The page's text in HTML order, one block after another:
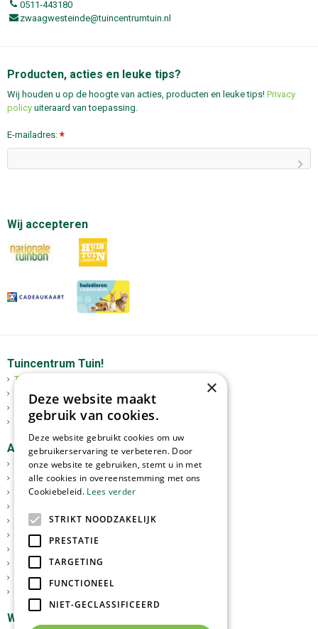
0511-443180
zwaagwesteinde@tuincentrumtuin.nl
Producten, acties en leuke tips?
Wij houden u op de hoogte van acties, producten en leuke tips! Privacy
policy uiteraard van toepassing.
E-mailadres: *
Wij accepteren
Tuincentrum Tuin!
Tuincentrum
Mediterrane bomen
Tuinplanten
Kerst
Assortiment
Tuinplanten
Kamerplanten
Tuinverlichting
Meststoffen
Graszoden
Tuingereedschap
Vijverartikelen
Sfeer en Cadeau
Dierbenodigdheden
Webshop
×
Deze website maakt
gebruik van cookies.
Deze website gebruikt cookies om uw
gebruikerservaring te verbeteren. Door
onze website te gebruiken, stemt u in met
alle cookies in overeenstemming met ons
Cookiebeleid. Lees verder
STRIKT NOODZAKELIJK
PRESTATIE
TARGETING
FUNCTIONEEL
NIET-GECLASSIFICEERD